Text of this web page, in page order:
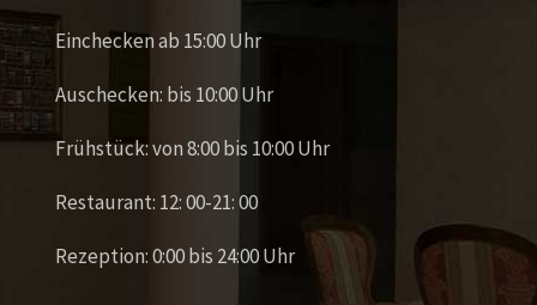
Einchecken ab 15:00 Uhr
Auschecken: bis 10:00 Uhr
Frühstück: von 8:00 bis 10:00 Uhr
Restaurant: 12: 00-21: 00
Rezeption: 0:00 bis 24:00 Uhr